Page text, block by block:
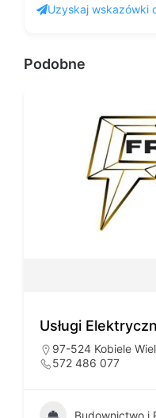
Uzyskaj wskazówki
Podobne
Usługi
97-524 Kobiele
572 486 077
Budownictwo i